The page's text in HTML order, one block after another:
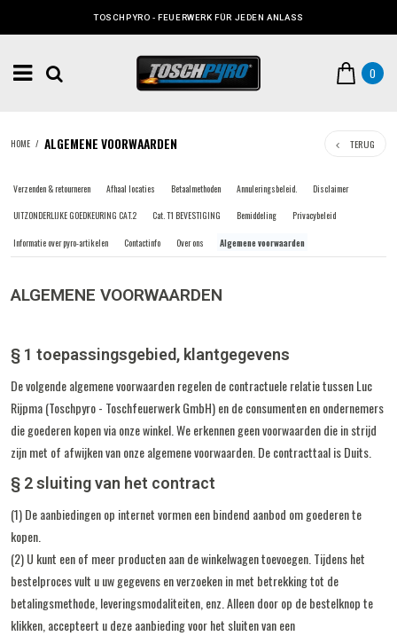
TOSCHPYRO - FEUERWERK FÜR JEDEN ANLASS
0
HOME / ALGEMENE VOORWAARDEN TERUG
Verzenden & retourneren Afhaal locaties Betaalmethoden Annuleringsbeleid. Disclaimer
UITZONDERLIJKE GOEDKEURING CAT.2 Cat. T1 BEVESTIGING Bemiddeling Privacybeleid
Informatie over pyro-artikelen Contactinfo Over ons Algemene voorwaarden
ALGEMENE VOORWAARDEN
§ 1 toepassingsgebied, klantgegevens
De volgende algemene voorwaarden regelen de contractuele relatie tussen Luc
Rijpma (Toschpyro - Toschfeuerwerk GmbH) en de consumenten en ondernemers
die goederen kopen via onze winkel. We erkennen geen voorwaarden die in strijd
zijn met of afwijken van onze algemene voorwaarden. De contracttaal is Duits.
§ 2 sluiting van het contract
(1) De aanbiedingen op internet vormen een bindend aanbod om goederen te
kopen.
(2) U kunt een of meer producten aan de winkelwagen toevoegen. Tijdens het
bestelproces vult u uw gegevens en verzoeken in met betrekking tot de
betalingsmethode, leveringsmodaliteiten, enz. Alleen door op de bestelknop te
klikken, accepteert u deze aanbieding voor het sluiten van een